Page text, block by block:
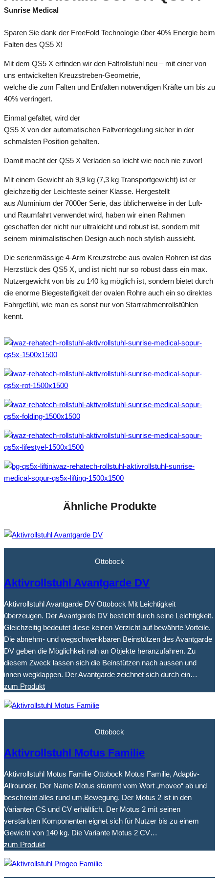
Sunrise Medical
Sparen Sie dank der FreeFold Technologie über 40% Energie beim
Falten des QS5 X!
Mit dem QS5 X erfinden wir den Faltrollstuhl neu – mit einer von
uns entwickelten Kreuzstreben-Geometrie,
welche die zum Falten und Entfalten notwendigen Kräfte um bis zu
40% verringert.
Einmal gefaltet, wird der
QS5 X von der automatischen Faltverriegelung sicher in der
schmalsten Position gehalten.
Damit macht der QS5 X Verladen so leicht wie noch nie zuvor!
Mit einem Gewicht ab 9,9 kg (7,3 kg Transportgewicht) ist er
gleichzeitig der Leichteste seiner Klasse. Hergestellt
aus Aluminium der 7000er Serie, das üblicherweise in der Luft-
und Raumfahrt verwendet wird, haben wir einen Rahmen
geschaffen der nicht nur ultraleicht und robust ist, sondern mit
seinem minimalistischen Design auch noch stylish aussieht.
Die serienmässige 4-Arm Kreuzstrebe aus ovalen Rohren ist das
Herzstück des QS5 X, und ist nicht nur so robust dass ein max.
Nutzergewicht von bis zu 140 kg möglich ist, sondern bietet durch
die enorme Biegesteifigkeit der ovalen Rohre auch ein so direktes
Fahrgefühl, wie man es sonst nur von Starrrahmenrollstühlen
kennt.
Ähnliche Produkte
Ottobock
Aktivrollstuhl Avantgarde DV
Aktivrollstuhl Avantgarde DV Ottobock Mit Leichtigkeit
überzeugen. Der Avantgarde DV besticht durch seine Leichtigkeit.
Gleichzeitig bedeutet diese keinen Verzicht auf bewährte Vorteile.
Die abnehm- und wegschwenkbaren Beinstützen des Avantgarde
DV geben die Möglichkeit nah an Objekte heranzufahren. Zu
diesem Zweck lassen sich die Beinstützen nach aussen und
innen wegklappen. Der Avantgarde zeichnet sich durch ein…
zum Produkt
Ottobock
Aktivrollstuhl Motus Familie
Aktivrollstuhl Motus Familie Ottobock Motus Familie, Adaptiv-
Allrounder. Der Name Motus stammt vom Wort „moveo“ ab und
beschreibt alles rund um Bewegung. Der Motus 2 ist in den
Varianten CS und CV erhältlich. Der Motus 2 mit seinen
verstärkten Komponenten eignet sich für Nutzer bis zu einem
Gewicht von 140 kg. Die Variante Motus 2 CV…
zum Produkt